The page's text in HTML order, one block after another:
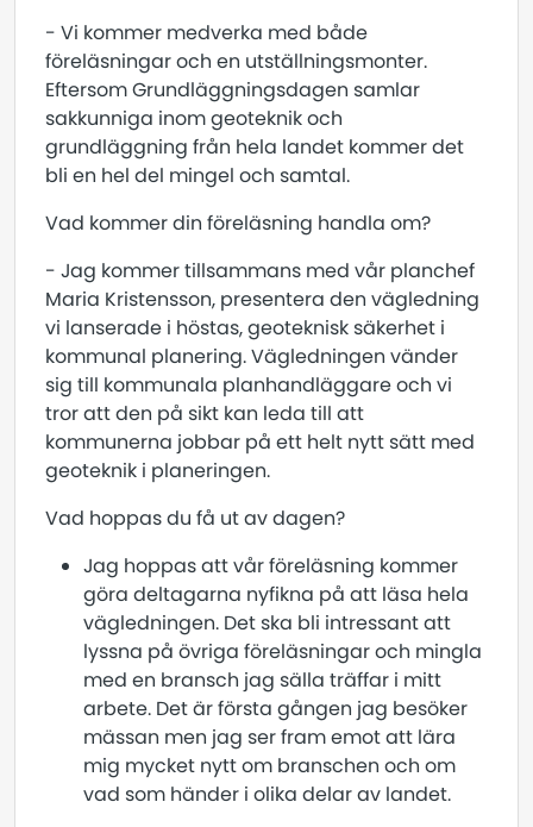
- Vi kommer medverka med både
föreläsningar och en utställningsmonter.
Eftersom Grundläggningsdagen samlar
sakkunniga inom geoteknik och
grundläggning från hela landet kommer det
bli en hel del mingel och samtal.
Vad kommer din föreläsning handla om?
- Jag kommer tillsammans med vår planchef
Maria Kristensson, presentera den vägledning
vi lanserade i höstas, geoteknisk säkerhet i
kommunal planering. Vägledningen vänder
sig till kommunala planhandläggare och vi
tror att den på sikt kan leda till att
kommunerna jobbar på ett helt nytt sätt med
geoteknik i planeringen.
Vad hoppas du få ut av dagen?
Jag hoppas att vår föreläsning kommer
göra deltagarna nyfikna på att läsa hela
vägledningen. Det ska bli intressant att
lyssna på övriga föreläsningar och mingla
med en bransch jag sälla träffar i mitt
arbete. Det är första gången jag besöker
mässan men jag ser fram emot att lära
mig mycket nytt om branschen och om
vad som händer i olika delar av landet.